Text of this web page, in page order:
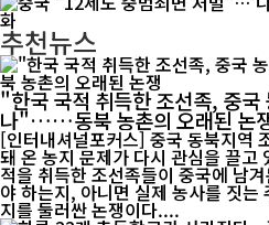
추천뉴스
"한국 국적 취득한 조선족, 중국
나"……동북 농촌의 오래된 논
[인터내셔널포커스] 중국 동북지역
돼 온 농지 문제가 다시 관심을 끌고
적을 취득한 조선족들이 중국에 남
야 하는지, 아니면 실제 농사를 짓는
지를 둘러싼 논쟁이다....